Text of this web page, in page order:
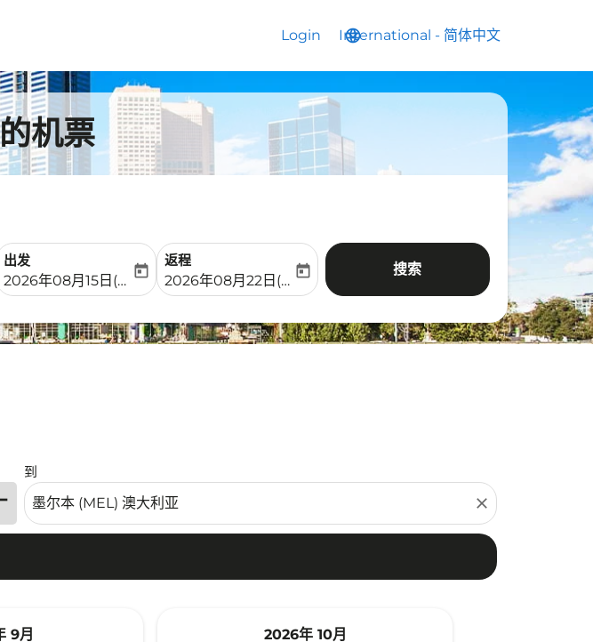
Login language
International - 简体中文
keyboard_arrow_down
机票
出发
fc-booking-departure-date-aria-label
2026年08月15日(周六)
today
返程
fc-booking-return-date-aria-label
2026年08月22日(周六)
today 搜索
到
close
9月
2026年 10月